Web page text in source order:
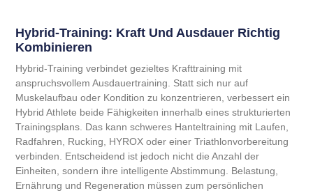
Hybrid-Training: Kraft Und Ausdauer Richtig
Kombinieren
Hybrid-Training verbindet gezieltes Krafttraining mit
anspruchsvollem Ausdauertraining. Statt sich nur auf
Muskelaufbau oder Kondition zu konzentrieren, verbessert ein
Hybrid Athlete beide Fähigkeiten innerhalb eines strukturierten
Trainingsplans. Das kann schweres Hanteltraining mit Laufen,
Radfahren, Rucking, HYROX oder einer Triathlonvorbereitung
verbinden. Entscheidend ist jedoch nicht die Anzahl der
Einheiten, sondern ihre intelligente Abstimmung. Belastung,
Ernährung und Regeneration müssen zum persönlichen